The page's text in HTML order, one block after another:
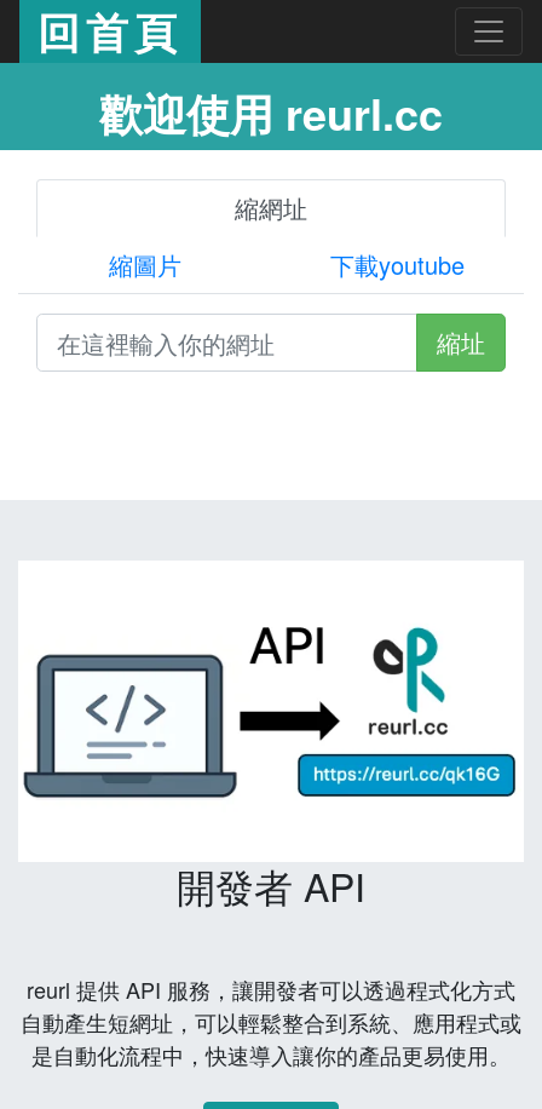
回首頁
歡迎使用 reurl.cc
縮網址
縮圖片
下載youtube
縮址
開發者 API
reurl 提供 API 服務，讓開發者可以透過程式化方式
自動產生短網址，可以輕鬆整合到系統、應用程式或
是自動化流程中，快速導入讓你的產品更易使用。